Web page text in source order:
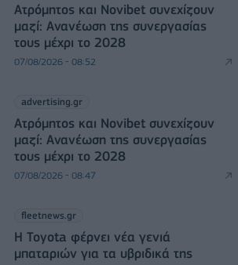
Ατρόμητος και Novibet συνεχίζουν
μαζί: Ανανέωση της συνεργασίας
τους μέχρι το 2028
07/08/2026 - 08:52
advertising.gr
Ατρόμητος και Novibet συνεχίζουν
μαζί: Ανανέωση της συνεργασίας
τους μέχρι το 2028
07/08/2026 - 08:47
fleetnews.gr
Η Toyota φέρνει νέα γενιά
μπαταριών για τα υβριδικά της